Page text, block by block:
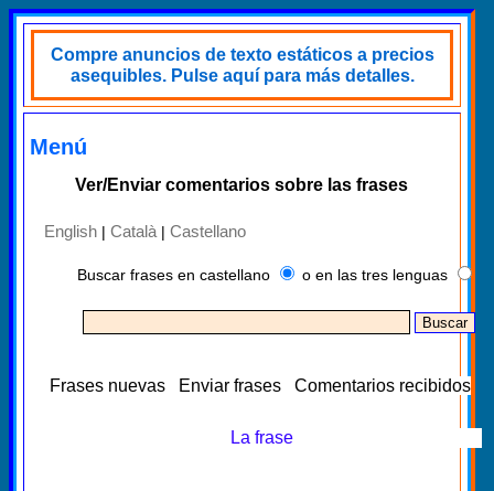
Compre anuncios de texto estáticos a precios
asequibles. Pulse aquí para más detalles.
Menú
Ver/Enviar comentarios sobre las frases
English | Català | Castellano
Buscar frases en castellano o en las tres lenguas
Frases nuevas Enviar frases Comentarios recibidos
La frase